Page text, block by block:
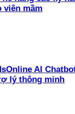
viên mầm
AI
lý thông minh